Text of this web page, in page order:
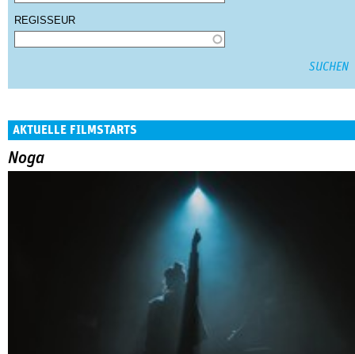
REGISSEUR
AKTUELLE FILMSTARTS
Noga